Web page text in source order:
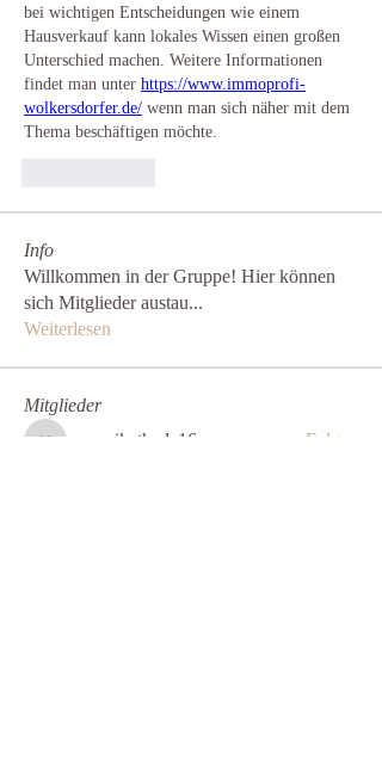
bei wichtigen Entscheidungen wie einem
Hausverkauf kann lokales Wissen einen großen
Unterschied machen. Weitere Informationen
findet man unter https://www.immoprofi-
wolkersdorfer.de/ wenn man sich näher mit dem
Thema beschäftigen möchte.
Info
Willkommen in der Gruppe! Hier können
sich Mitglieder austau...
Weiterlesen
Mitglieder
mayurikathade16 Folgen